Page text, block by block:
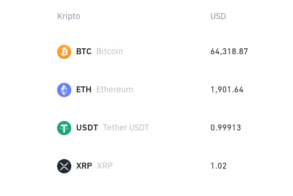
Kripto USD
BTC Bitcoin 64,318.87
ETH Ethereum 1,901.64
USDT Tether USDT 0.99913
XRP XRP 1.02